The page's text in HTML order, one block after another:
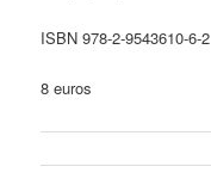
ISBN 978-2-9543610-6-2
8 euros